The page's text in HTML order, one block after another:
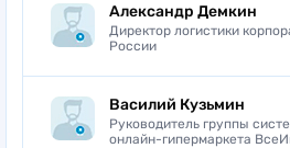
Александр Демкин
Директор логистики
России
Василий Кузьмин
Руководитель группы
онлайн-гипермаркета